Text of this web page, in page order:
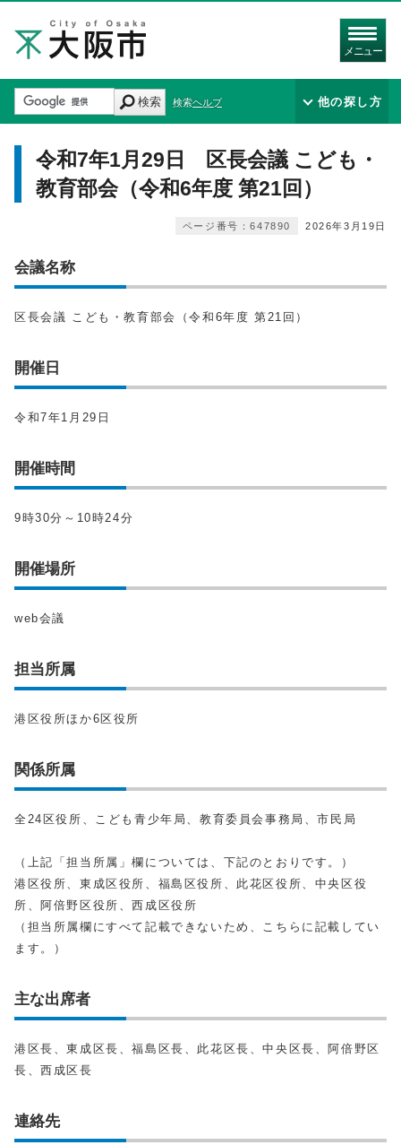
メニュー
検索 検索ヘルプ 他の探し方
令和7年1月29日 区長会議 こども・
教育部会（令和6年度 第21回）
2026年3月19日
ページ番号：647890
会議名称
区長会議 こども・教育部会（令和6年度 第21回）
開催日
令和7年1月29日
開催時間
9時30分～10時24分
開催場所
web会議
担当所属
港区役所ほか6区役所
関係所属
全24区役所、こども青少年局、教育委員会事務局、市民局
（上記「担当所属」欄については、下記のとおりです。）
港区役所、東成区役所、福島区役所、此花区役所、中央区役
所、阿倍野区役所、西成区役所
（担当所属欄にすべて記載できないため、こちらに記載してい
ます。）
主な出席者
港区長、東成区長、福島区長、此花区長、中央区長、阿倍野区
長、西成区長
連絡先